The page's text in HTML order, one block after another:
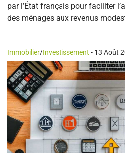
par l’État français pour faciliter
des ménages aux revenus
Immobilier/Investissement - 13 Août